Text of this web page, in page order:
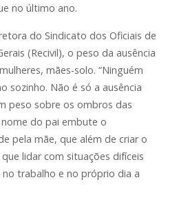
no último ano.
do Sindicato dos Oficiais de
(Recivil), o peso da ausência
mães-solo. “Ninguém
sozinho. Não é só a ausência
peso sobre os ombros das
do pai embute o
pela mãe, que além de criar o
lidar com situações difíceis
no trabalho e no próprio dia a